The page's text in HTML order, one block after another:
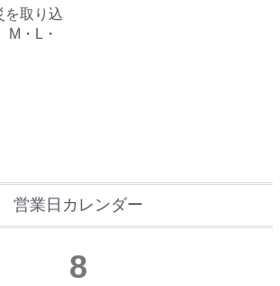
を取り込
・L・
営業日カレンダー
8